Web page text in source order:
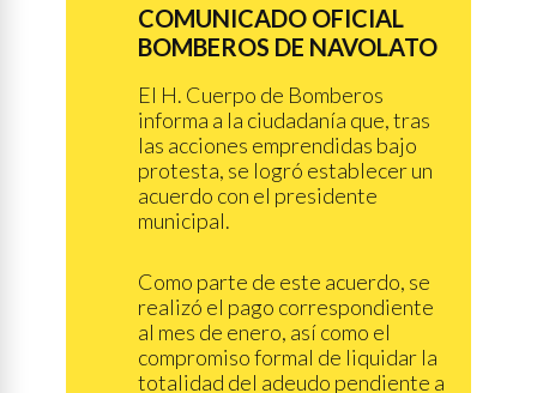
COMUNICADO OFICIAL
BOMBEROS DE NAVOLATO
El H. Cuerpo de Bomberos
informa a la ciudadanía que, tras
las acciones emprendidas bajo
protesta, se logró establecer un
acuerdo con el presidente
municipal.
Como parte de este acuerdo, se
realizó el pago correspondiente
al mes de enero, así como el
compromiso formal de liquidar la
totalidad del adeudo pendiente a